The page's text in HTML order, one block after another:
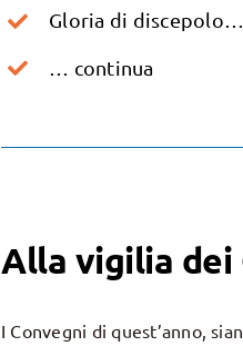
Gloria di discepolo…
… continua
Alla vigilia dei
I Convegni di quest’anno,